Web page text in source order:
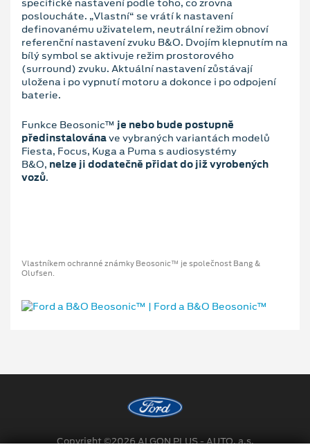
posloucháte. „Vlastní“ se vrátí k nastavení
definovanému uživatelem, neutrální režim obnoví
referenční nastavení zvuku B&O. Dvojím klepnutím na
bílý symbol se aktivuje režim prostorového
(surround) zvuku. Aktuální nastavení zůstávají
uložena i po vypnutí motoru a dokonce i po odpojení
baterie.
Funkce Beosonic™ je nebo bude postupně
předinstalovánave vybraných variantách modelů
Fiesta, Focus, Kuga a Puma s audiosystémy
B&O, nelze ji dodatečně přidat do již vyrobených
vozů.
Vlastníkem ochranné známky Beosonic™ je společnost Bang &
Olufsen.
Copyright ©2026 ALGON PLUS - AUTO, a.s.